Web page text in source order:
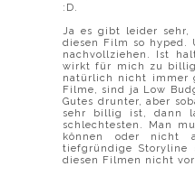
:D.
Ja es gibt leider sehr,
diesen Film so hyped.
nachvollziehen. Ist
wirkt für mich zu
natürlich nicht immer
Filme, sind ja Low
Gutes drunter, aber
sehr billig ist, dann
schlechtesten. Man
können oder nicht
tiefgründige Storyline
diesen Filmen nicht